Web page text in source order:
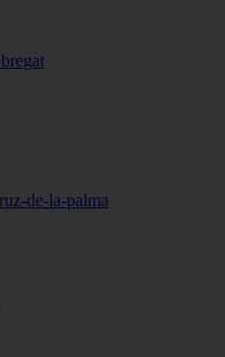
de-la-palma